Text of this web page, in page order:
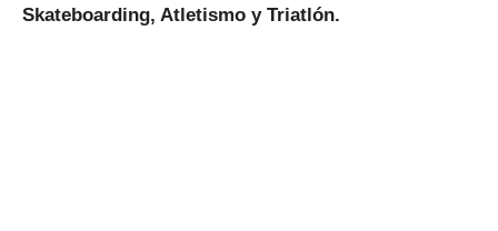
Skateboarding, Atletismo y Triatlón.